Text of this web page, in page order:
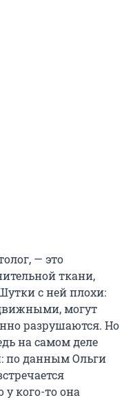
— это
ткани,
с ней плохи:
могут
разрушаются. Но
на самом деле
по данным Ольги
у кого-то она